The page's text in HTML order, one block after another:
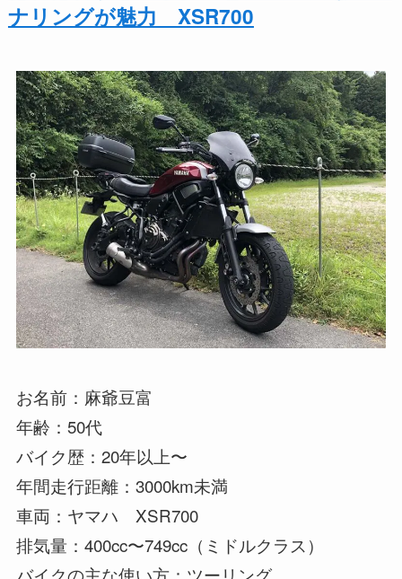
ナリングが魅力 XSR700
お名前：麻爺豆富
年齢：50代
バイク歴：20年以上〜
年間走行距離：3000km未満
車両：ヤマハ XSR700
排気量：400cc〜749cc（ミドルクラス）